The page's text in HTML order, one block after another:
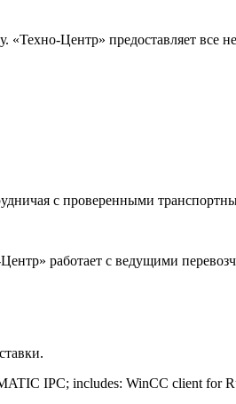
«Техно-Центр» предоставляет все
с проверенными
работает с ведущими
IPC; includes: WinCC client for